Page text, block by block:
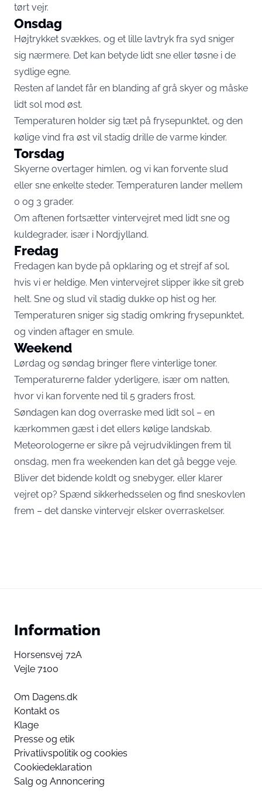
tørt vejr.
Onsdag
Højtrykket svækkes, og et lille lavtryk fra syd sniger
sig nærmere. Det kan betyde lidt sne eller tøsne i de
sydlige egne.
Resten af landet får en blanding af grå skyer og måske
lidt sol mod øst.
Temperaturen holder sig tæt på frysepunktet, og den
kølige vind fra øst vil stadig drille de varme kinder.
Torsdag
Skyerne overtager himlen, og vi kan forvente slud
eller sne enkelte steder. Temperaturen lander mellem
0 og 3 grader.
Om aftenen fortsætter vintervejret med lidt sne og
kuldegrader, især i Nordjylland.
Fredag
Fredagen kan byde på opklaring og et strejf af sol,
hvis vi er heldige. Men vintervejret slipper ikke sit greb
helt. Sne og slud vil stadig dukke op hist og her.
Temperaturen sniger sig stadig omkring frysepunktet,
og vinden aftager en smule.
Weekend
Lørdag og søndag bringer flere vinterlige toner.
Temperaturerne falder yderligere, især om natten,
hvor vi kan forvente ned til 5 graders frost.
Søndagen kan dog overraske med lidt sol – en
kærkommen gæst i det ellers kølige landskab.
Meteorologerne er sikre på vejrudviklingen frem til
onsdag, men fra weekenden kan det gå begge veje.
Bliver det bidende koldt og snebyger, eller klarer
vejret op? Spænd sikkerhedsselen og find sneskovlen
frem – det danske vintervejr elsker overraskelser.
Information
Horsensvej 72A
Vejle 7100
Om Dagens.dk
Kontakt os
Klage
Presse og etik
Privatlivspolitik og cookies
Cookiedeklaration
Salg og Annoncering